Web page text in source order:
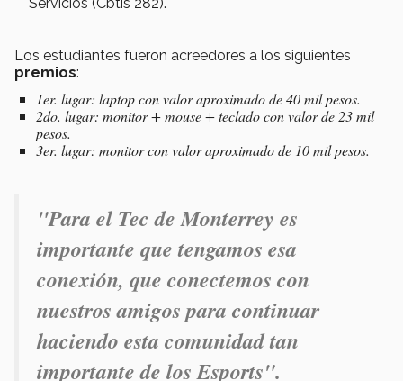
Los estudiantes fueron acreedores a los siguientes
premios:
1er. lugar: laptop con valor aproximado de 40 mil pesos.
2do. lugar: monitor + mouse + teclado con valor de 23 mil
pesos.
3er. lugar: monitor con valor aproximado de 10 mil pesos.
"Para el Tec de Monterrey es
importante que tengamos esa
conexión, que conectemos con
nuestros amigos para continuar
haciendo esta comunidad tan
importante de los Esports".